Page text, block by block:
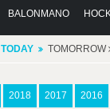
BALONMANO
TODAY TOMORROW
2018 2017 2016